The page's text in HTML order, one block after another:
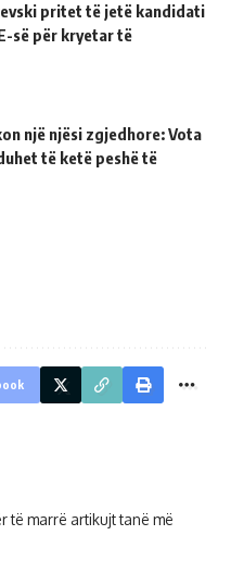
pritet të jetë kandidati
së për kryetar të
një njësi zgjedhore: Vota
të ketë peshë të
të marrë artikujt tanë më